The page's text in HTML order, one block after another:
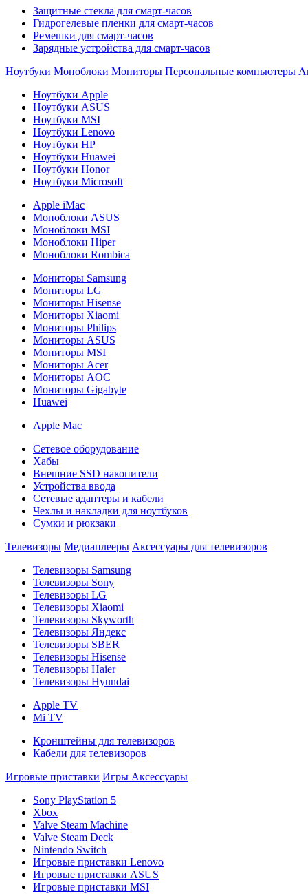
Защитные стекла для смарт-часов
Гидрогелевые пленки для смарт-часов
Ремешки для смарт-часов
Зарядные устройства для смарт-часов
Ноутбуки Моноблоки Мониторы Персональные компьютеры
Ноутбуки Apple
Ноутбуки ASUS
Ноутбуки MSI
Ноутбуки Lenovo
Ноутбуки HP
Ноутбуки Huawei
Ноутбуки Honor
Ноутбуки Microsoft
Apple iMac
Моноблоки ASUS
Моноблоки MSI
Моноблоки Hiper
Моноблоки Rombica
Мониторы Samsung
Мониторы LG
Мониторы Hisense
Мониторы Xiaomi
Мониторы Philips
Мониторы ASUS
Мониторы MSI
Мониторы Acer
Мониторы AOC
Мониторы Gigabyte
Huawei
Apple Mac
Сетевое оборудование
Хабы
Внешние SSD накопители
Устройства ввода
Сетевые адаптеры и кабели
Чехлы и накладки для ноутбуков
Сумки и рюкзаки
Телевизоры Медиаплееры Аксессуары для телевизоров
Телевизоры Samsung
Телевизоры Sony
Телевизоры LG
Телевизоры Xiaomi
Телевизоры Skyworth
Телевизоры Яндекс
Телевизоры SBER
Телевизоры Hisense
Телевизоры Haier
Телевизоры Hyundai
Apple TV
Mi TV
Кронштейны для телевизоров
Кабели для телевизоров
Игровые приставки Игры Аксессуары
Sony PlayStation 5
Xbox
Valve Steam Machine
Valve Steam Deck
Nintendo Switch
Игровые приставки Lenovo
Игровые приставки ASUS
Игровые приставки MSI